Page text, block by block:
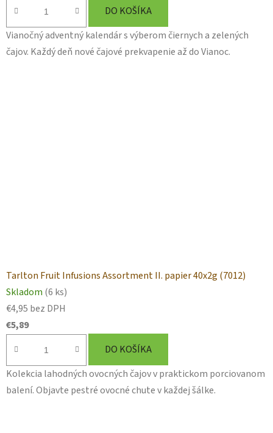
DO KOŠÍKA
Vianočný adventný kalendár s výberom čiernych a zelených
čajov. Každý deň nové čajové prekvapenie až do Vianoc.
Tarlton Fruit Infusions Assortment II. papier 40x2g (7012)
Skladom (6 ks)
€4,95 bez DPH
€5,89
DO KOŠÍKA
Kolekcia lahodných ovocných čajov v praktickom porciovanom
balení. Objavte pestré ovocné chute v každej šálke.